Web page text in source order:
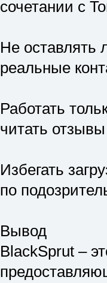
сочетании с
Не оставлять
реальные
Работать
читать
Избегать
по
Вывод
BlackSprut –